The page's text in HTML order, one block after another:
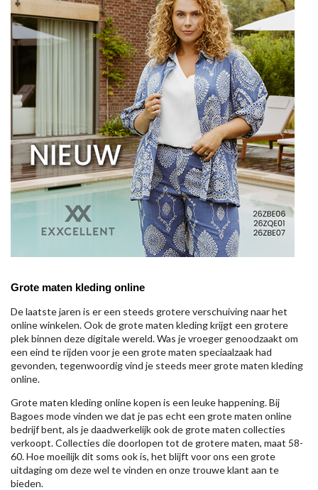
Grote maten kleding online
De laatste jaren is er een steeds grotere verschuiving naar het
online winkelen. Ook de grote maten kleding krijgt een grotere
plek binnen deze digitale wereld. Was je vroeger genoodzaakt om
een eind te rijden voor je een grote maten speciaalzaak had
gevonden, tegenwoordig vind je steeds meer grote maten kleding
online.
Grote maten kleding online kopen is een leuke happening. Bij
Bagoes mode vinden we dat je pas echt een grote maten online
bedrijf bent, als je daadwerkelijk ook de grote maten collecties
verkoopt. Collecties die doorlopen tot de grotere maten, maat 58-
60. Hoe moeilijk dit soms ook is, het blijft voor ons een grote
uitdaging om deze wel te vinden en onze trouwe klant aan te
bieden.